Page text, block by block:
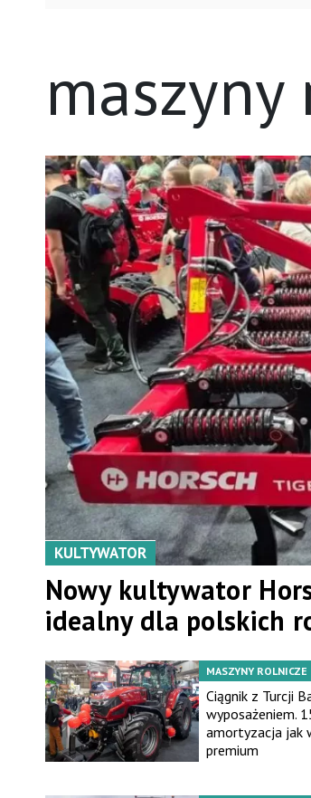
KULTYWATOR
Nowy kultywator
idealny dla polskich
MASZYNY ROLNICZE
Ciągnik z Turcji
wyposażeniem.
amortyzacja jak
premium